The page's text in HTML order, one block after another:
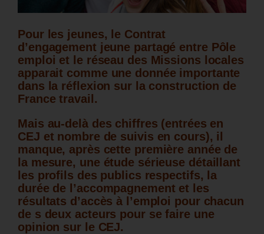
Pour les jeunes, le Contrat
d’engagement jeune partagé entre Pôle
emploi et le réseau des Missions locales
apparait comme une donnée importante
dans la réflexion sur la construction de
France travail.
Mais au-delà des chiffres (entrées en
CEJ et nombre de suivis en cours), il
manque, après cette première année de
la mesure, une étude sérieuse détaillant
les profils des publics respectifs, la
durée de l’accompagnement et les
résultats d’accès à l’emploi pour chacun
de s deux acteurs pour se faire une
opinion sur le CEJ.